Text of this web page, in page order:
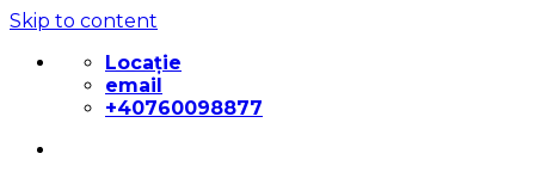
Skip to content
Locație
email
+40760098877